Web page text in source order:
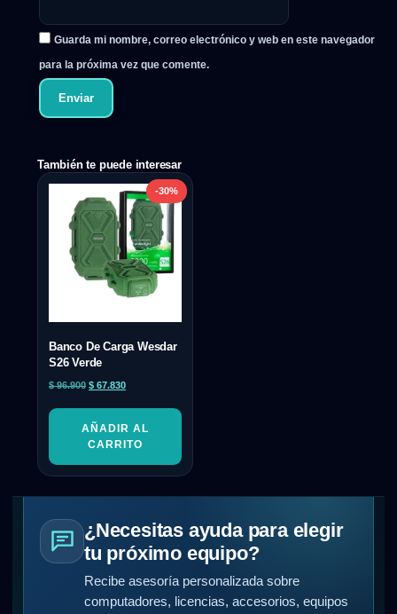
Guarda mi nombre, correo electrónico y web en este navegador
para la próxima vez que comente.
También te puede interesar
-30%
Banco De Carga Wesdar
S26 Verde
$96.900 $ 67.830
AÑADIR AL
CARRITO
¿Necesitas ayuda para elegir
tu próximo equipo?
Recibe asesoría personalizada sobre
computadores, licencias, accesorios, equipos